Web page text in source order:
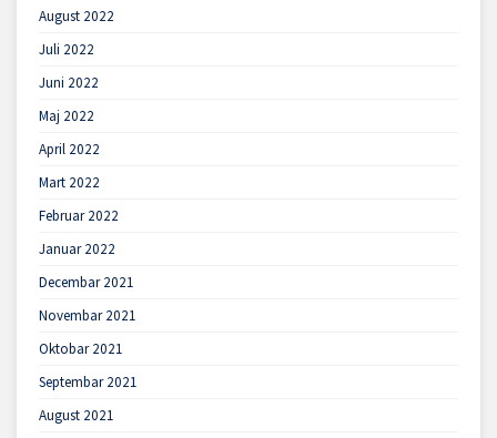
August 2022
Juli 2022
Juni 2022
Maj 2022
April 2022
Mart 2022
Februar 2022
Januar 2022
Decembar 2021
Novembar 2021
Oktobar 2021
Septembar 2021
August 2021